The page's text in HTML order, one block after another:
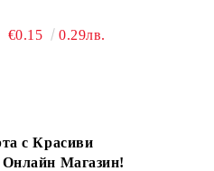
€0.15 0.29лв.
с Красиви
Магазин!